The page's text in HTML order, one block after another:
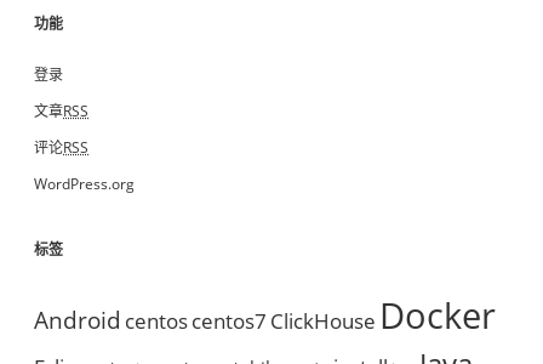
功能
登录
文章RSS
评论RSS
WordPress.org
标签
Android centoscentos7 ClickHouse Docker